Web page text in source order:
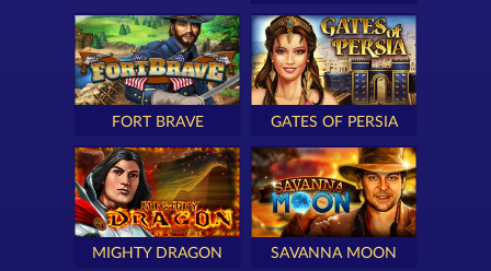
FORT BRAVE GATES OF PERSIA
MIGHTY DRAGON SAVANNA MOON